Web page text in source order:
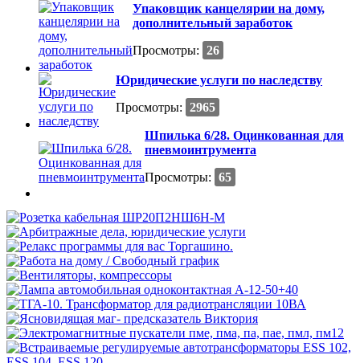
Упаковщик канцелярии на дому,
дополнительный заработок
Просмотры: 26
Юридические услуги по наследству
Просмотры: 2965
Шпилька 6/28. Оцинкованная для
пневмоинтрумента
Просмотры: 65